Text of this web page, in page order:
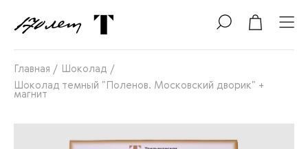
Главная / Шоколад /
Шоколад темный "Поленов. Московский дворик" +
магнит